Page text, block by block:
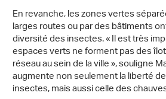
En revanche, les zones vertes
larges routes ou par des bâtiments
diversité des insectes. « Il est très
espaces verts ne forment pas des
réseau au sein de la ville », souligne
augmente non seulement la liberté
insectes, mais aussi celle des